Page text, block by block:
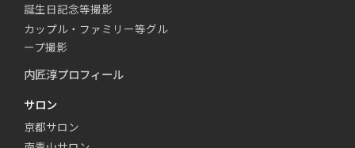
誕生日記念等撮影
カップル・ファミリー等グル
ープ撮影
内匠淳プロフィール
サロン
京都サロン